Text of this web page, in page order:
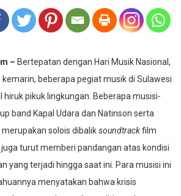
beberapa pegiat musik di Sulawesi
hiruk pikuk lingkungan. Beberapa musisi-
band Kapal Udara dan Natinson serta
solois dibaliksoundtrackfilm
turut memberi pandangan atas kondisi
yang terjadi hingga saat ini. Para musisi ini
menyatakan bahwa krisis
kurangnya keasadaran diri untuk tetap